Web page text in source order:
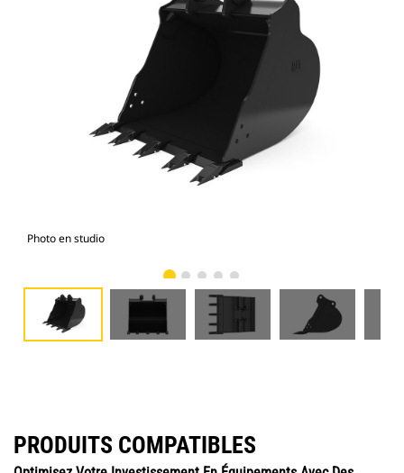
Photo en studio
PRODUITS COMPATIBLES